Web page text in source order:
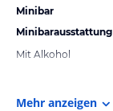
Minibar
Minibarausstattung
Mit Alkohol
Mehr anzeigen